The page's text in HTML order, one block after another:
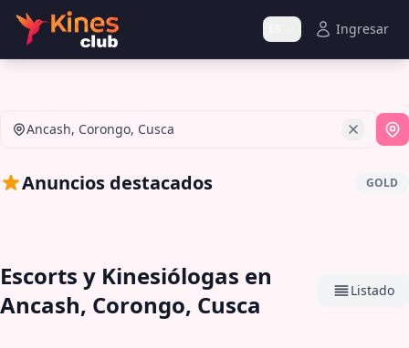
Ingresar
Ancash, Corongo, Cusca
Anuncios destacados GOLD
Escorts y Kinesiólogas en
Ancash, Corongo, Cusca
Listado